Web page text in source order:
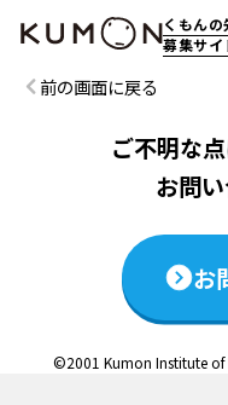
くもんの
募集サイ
この説明会
前の画面に戻る
ご不明な
お問
お
©2001 Kumon Institute of